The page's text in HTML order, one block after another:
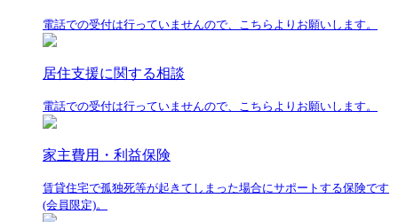
電話での受付は行っていませんので、こちらよりお願いします。
居住支援に関する相談
電話での受付は行っていませんので、こちらよりお願いします。
家主費用・利益保険
賃貸住宅で孤独死等が起きてしまった場合にサポートする保険です
(会員限定)。